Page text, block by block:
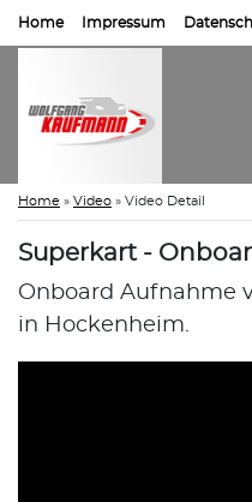
Home Impressum
Home » Video » Video Detail
Superkart -
Onboard Aufnahme
in Hockenheim.